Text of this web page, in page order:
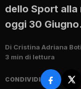
dello Sport
oggi 30 Giugno.
Di Cristina Adriana
3 min di lettura
CONDIVIDI